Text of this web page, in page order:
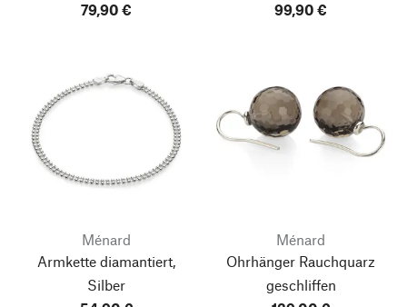
79,90 €
99,90 €
Ménard
Armkette diamantiert,
Silber
Ménard
Ohrhänger Rauchquarz
geschliffen